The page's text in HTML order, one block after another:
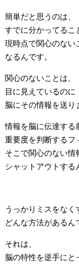
簡単だと思うのは、
すでに分かってるこ
現時点で関心のない
なるんです。
関心のないことは、
目に見えているのに
脳にその情報を送り
情報を脳に伝達する
重要度を判断するフ
そこで関心のない情
シャットアウトする
うっかりミスをなく
どんな方法があるん
それは、
脳の特性を逆手にと